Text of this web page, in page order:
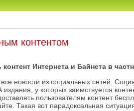
контентом
Интернета и Байнета в
новости из социальных сетей.
у которых заимствуется
пользователям контент
Такая вот парадоксальная